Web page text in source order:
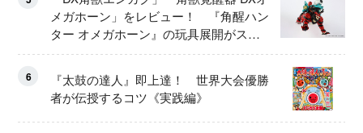
メガホーン」をレビュー！ 『角醒ハン
ター オメガホーン』の玩具展開がスタ
ート！
6
『太鼓の達人』即上達！ 世界大会優勝
者が伝授するコツ《実践編》